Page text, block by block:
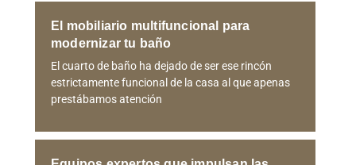
El mobiliario multifuncional para
modernizar tu baño
El cuarto de baño ha dejado de ser ese rincón
estrictamente funcional de la casa al que apenas
prestábamos atención